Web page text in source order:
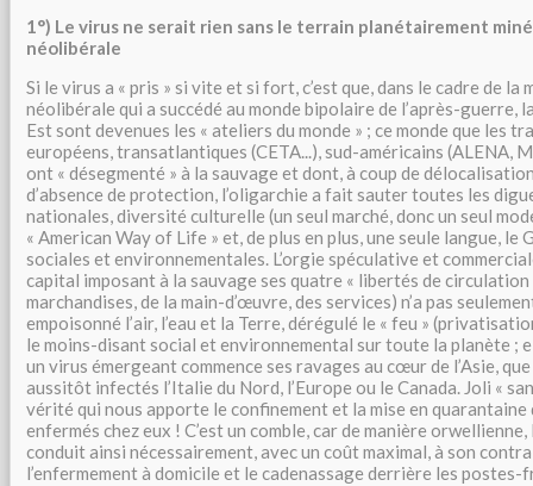
1°) Le virus ne serait rien sans le terrain planétairement
néolibérale
Si le virus a « pris » si vite et si fort, c’est que, dans le cadre de la
néolibérale qui a succédé au monde bipolaire de l’après-guerre,
Est sont devenues les « ateliers du monde » ; ce monde que les
européens, transatlantiques (CETA...), sud-américains (ALENA,
ont « désegmenté » à la sauvage et dont, à coup de
d’absence de protection, l’oligarchie a fait sauter toutes les
nationales, diversité culturelle (un seul marché, donc un seul
« American Way of Life » et, de plus en plus, une seule langue, le
sociales et environnementales. L’orgie spéculative et
capital imposant à la sauvage ses quatre « libertés de circulation
marchandises, de la main-d’œuvre, des services) n’a pas
empoisonné l’air, l’eau et la Terre, dérégulé le « feu »
le moins-disant social et environnemental sur toute la planète ;
un virus émergeant commence ses ravages au cœur de l’Asie,
aussitôt infectés l’Italie du Nord, l’Europe ou le Canada. Joli «
vérité qui nous apporte le confinement et la mise en quarantaine
enfermés chez eux ! C’est un comble, car de manière
conduit ainsi nécessairement, avec un coût maximal, à son
l’enfermement à domicile et le cadenassage derrière les